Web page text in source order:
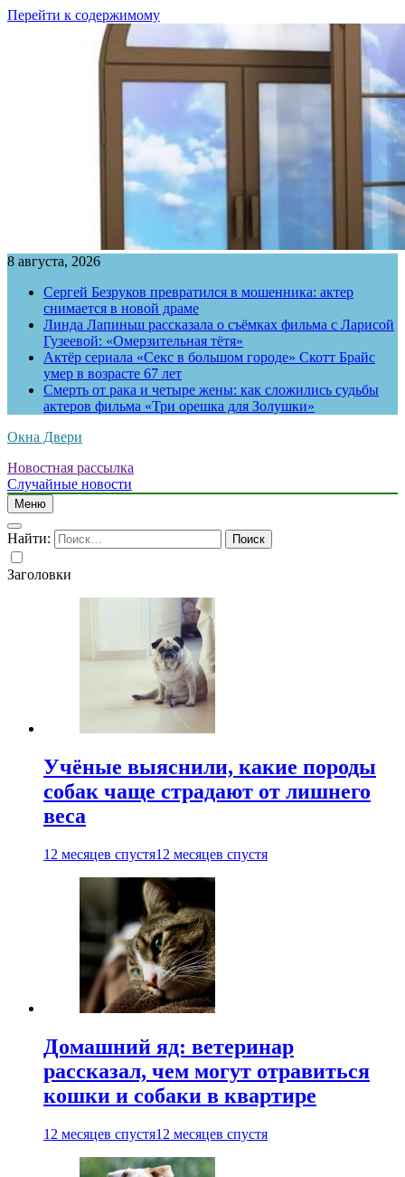
Перейти к содержимому
8 августа, 2026
Сергей Безруков превратился в мошенника: актер
снимается в новой драме
Линда Лапиньш рассказала о съёмках фильма с Ларисой
Гузеевой: «Омерзительная тётя»
Актёр сериала «Секс в большом городе» Скотт Брайс
умер в возрасте 67 лет
Смерть от рака и четыре жены: как сложились судьбы
актеров фильма «Три орешка для Золушки»
Окна Двери
Новостная рассылка
Случайные новости
Меню
Найти:
Заголовки
Учёные выяснили, какие породы
собак чаще страдают от лишнего
веса
12 месяцев спустя12 месяцев спустя
Домашний яд: ветеринар
рассказал, чем могут отравиться
кошки и собаки в квартире
12 месяцев спустя12 месяцев спустя